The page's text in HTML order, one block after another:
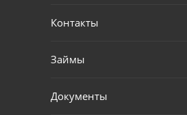
Контакты
Займы
Документы